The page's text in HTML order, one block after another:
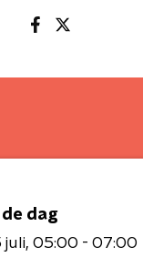
dag
juli 05:00 - 07:00